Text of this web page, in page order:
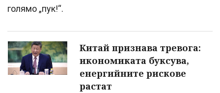
голямо „пук!“.
Китай признава тревога:
икономиката буксува,
енергийните рискове
растат